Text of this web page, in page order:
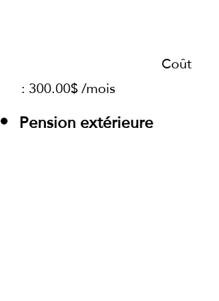
Coût
: 300.00$ /mois
Pension extérieure